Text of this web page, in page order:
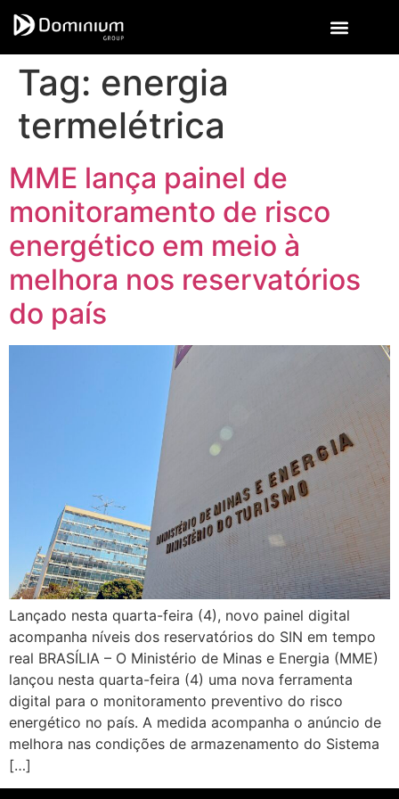
Tag: energia
termelétrica
MME lança painel de
monitoramento de risco
energético em meio à
melhora nos reservatórios
do país
Lançado nesta quarta-feira (4), novo painel digital
acompanha níveis dos reservatórios do SIN em tempo
real BRASÍLIA – O Ministério de Minas e Energia (MME)
lançou nesta quarta-feira (4) uma nova ferramenta
digital para o monitoramento preventivo do risco
energético no país. A medida acompanha o anúncio de
melhora nas condições de armazenamento do Sistema
[…]